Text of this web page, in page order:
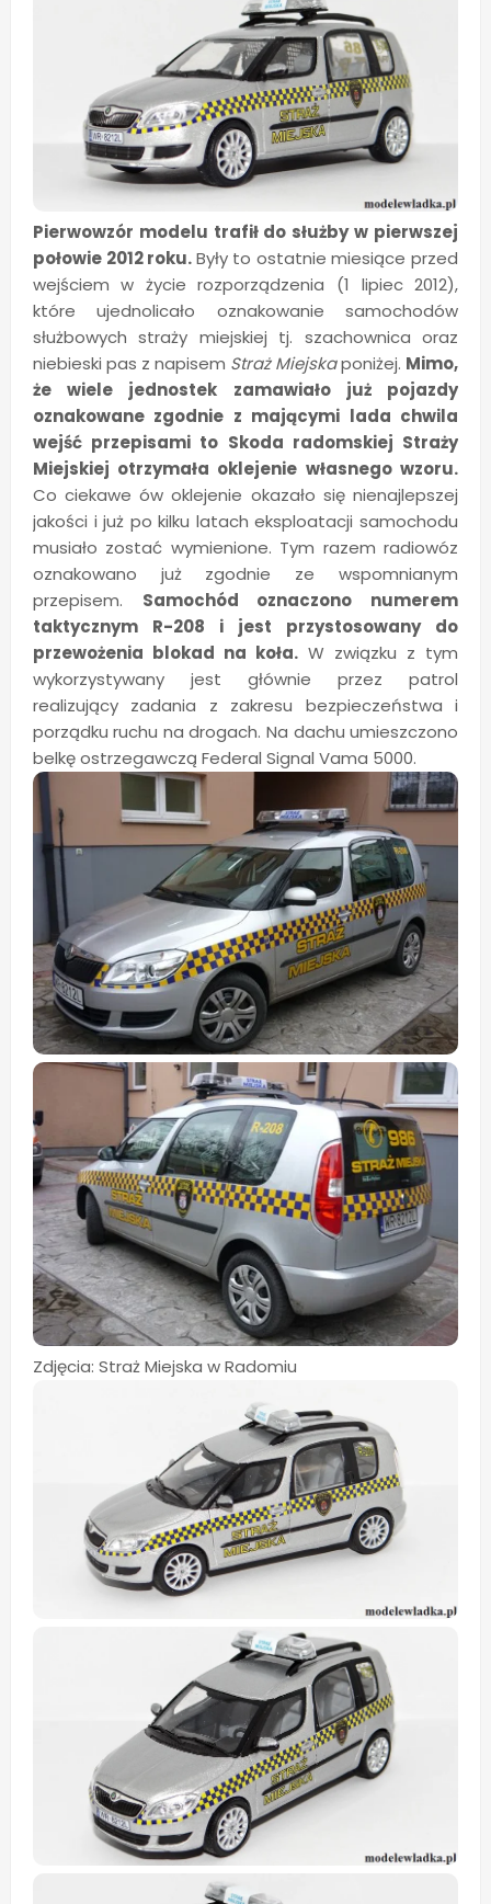
Pierwowzór modelu trafił do służby w pierwszej
połowie 2012 roku.Były to ostatnie miesiące przed
wejściem w życie rozporządzenia (1 lipiec 2012),
które ujednolicało oznakowanie samochodów
służbowych straży miejskiej tj. szachownica oraz
niebieski pas z napisem Straż Miejskaponiżej. Mimo,
że wiele jednostek zamawiało już pojazdy
oznakowane zgodnie z mającymi lada chwila
wejść przepisami to Skoda radomskiej Straży
Miejskiej otrzymała oklejenie własnego wzoru.
Co ciekawe ów oklejenie okazało się nienajlepszej
jakości i już po kilku latach eksploatacji samochodu
musiało zostać wymienione. Tym razem radiowóz
oznakowano już zgodnie ze wspomnianym
przepisem. Samochód oznaczono numerem
taktycznym R-208 i jest przystosowany do
przewożenia blokad na koła. W związku z tym
wykorzystywany jest głównie przez patrol
realizujący zadania z zakresu bezpieczeństwa i
porządku ruchu na drogach. Na dachu umieszczono
belkę ostrzegawczą Federal Signal Vama 5000.
Zdjęcia: Straż Miejska w Radomiu